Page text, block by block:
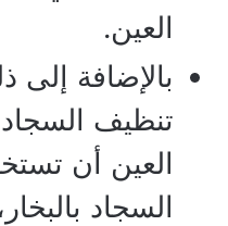
العين.
بالإضافة
تنظيف
العين أن
السجاد